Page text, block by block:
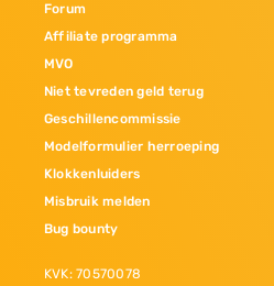
Forum
Affiliate programma
MVO
Niet tevreden geld terug
Geschillencommissie
Modelformulier herroeping
Klokkenluiders
Misbruik melden
Bug bounty
KVK: 70570078